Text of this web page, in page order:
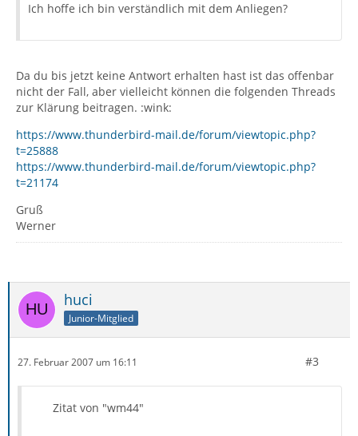
Ich hoffe ich bin verständlich mit dem Anliegen?
Da du bis jetzt keine Antwort erhalten hast ist das offenbar
nicht der Fall, aber vielleicht können die folgenden Threads
zur Klärung beitragen. :wink:
https://www.thunderbird-mail.de/forum/viewtopic.php?
t=25888
https://www.thunderbird-mail.de/forum/viewtopic.php?
t=21174
Gruß
Werner
huci
Junior-Mitglied
27. Februar 2007 um 16:11 #3
Zitat von "wm44"